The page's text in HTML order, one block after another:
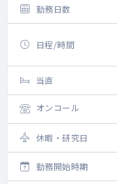
勤務日数
日程/時間
当直
オンコール
休暇・研究日
勤務開始時期